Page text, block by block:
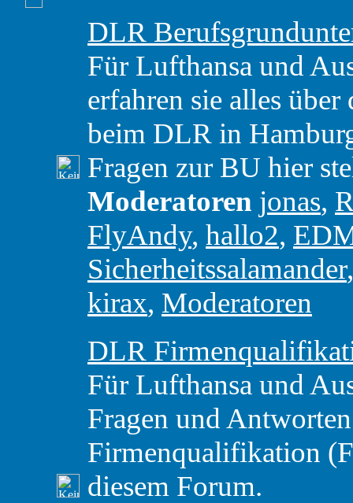
DLR
Für Lufthansa und
erfahren sie alles
beim DLR in
Fragen zur BU hier
Moderatoren jonas,
FlyAndy, hallo2,
Sicherheitssalamander
kirax, Moderatoren
DLR
Für Lufthansa und
Fragen und
Firmenqualifikation
diesem Forum.